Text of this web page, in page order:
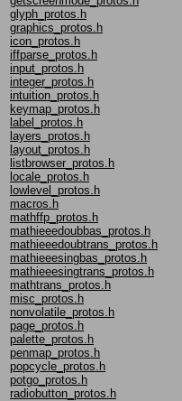
glyph_protos.h
graphics_protos.h
icon_protos.h
iffparse_protos.h
input_protos.h
integer_protos.h
intuition_protos.h
keymap_protos.h
label_protos.h
layers_protos.h
layout_protos.h
listbrowser_protos.h
locale_protos.h
lowlevel_protos.h
macros.h
mathffp_protos.h
mathieeedoubbas_protos.h
mathieeedoubtrans_protos.h
mathieeesingbas_protos.h
mathieeesingtrans_protos.h
mathtrans_protos.h
misc_protos.h
nonvolatile_protos.h
page_protos.h
palette_protos.h
penmap_protos.h
popcycle_protos.h
potgo_protos.h
radiobutton_protos.h